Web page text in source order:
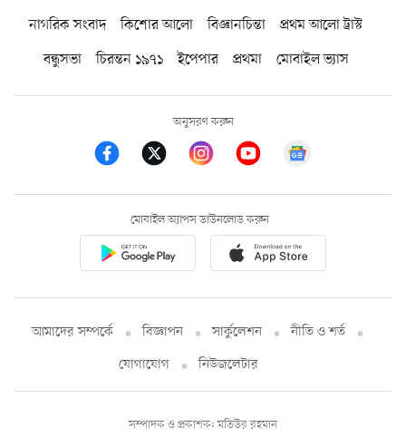
নাগরিক সংবাদ কিশোর আলো বিজ্ঞানচিন্তা
প্রথম আলো ট্রাস্ট
বন্ধুসভা
চিরন্তন ১৯৭১ ইপেপার প্রথমা মোবাইল ভ্যাস
অনুসরণ করুন
মোবাইল অ্যাপস ডাউনলোড করুন
আমাদের সম্পর্কে বিজ্ঞাপন সার্কুলেশন
নীতি ও শর্ত
যোগাযোগ
নিউজলেটার
সম্পাদক ও প্রকাশক: মতিউর রহমান